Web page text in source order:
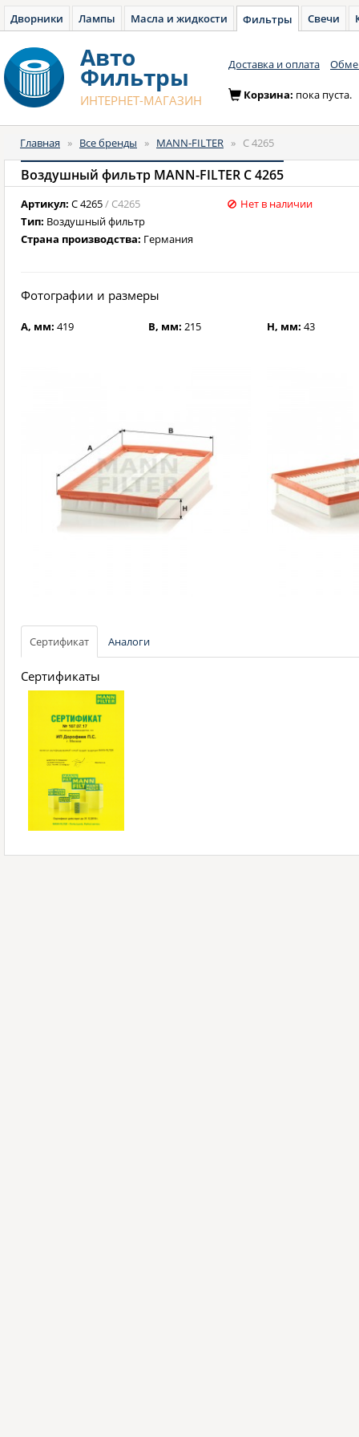
Дворники Лампы Масла и жидкости Фильтры Свечи
Авто
Фильтры
ИНТЕРНЕТ-МАГАЗИН
Доставка и оплата
Корзина: пока пуста.
Главная » Все бренды » MANN-FILTER » C 4265
Воздушный фильтр MANN-FILTER C 4265
Артикул: C 4265/ C4265
Тип: Воздушный фильтр
Страна производства: Германия
Нет в наличии
Фотографии и размеры
A, мм: 419 B, мм: 215 H, мм:43
Сертификат Аналоги
Сертификаты